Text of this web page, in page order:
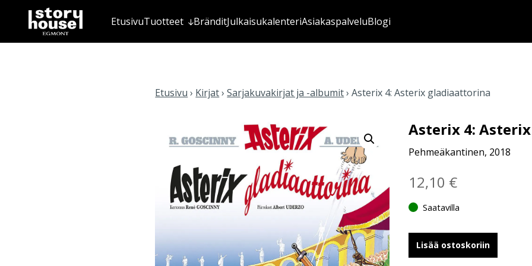
EtusivuTuotteet BränditJulkaisukalenteriAsiakaspalveluBlogi
Etusivu › Kirjat›Sarjakuvakirjat ja -albumit›Asterix 4: Asterix gladiaattorina
Asterix 4:
Pehmeäkantinen, 2018
12,10 €
Saatavilla
Lisää ostoskoriin